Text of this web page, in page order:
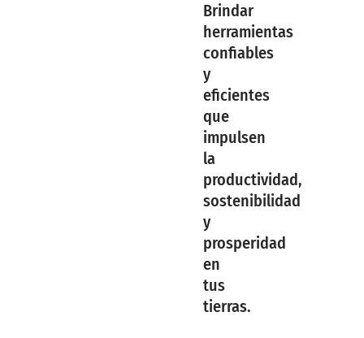
Brindar
herramientas
confiables
y
eficientes
que
impulsen
la
productividad,
sostenibilidad
y
prosperidad
en
tus
tierras.